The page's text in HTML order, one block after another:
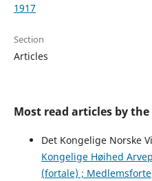
1917
Section
Articles
Most read articles by
Det Kongelige Norske
Kongelige Høihed
(fortale) ;